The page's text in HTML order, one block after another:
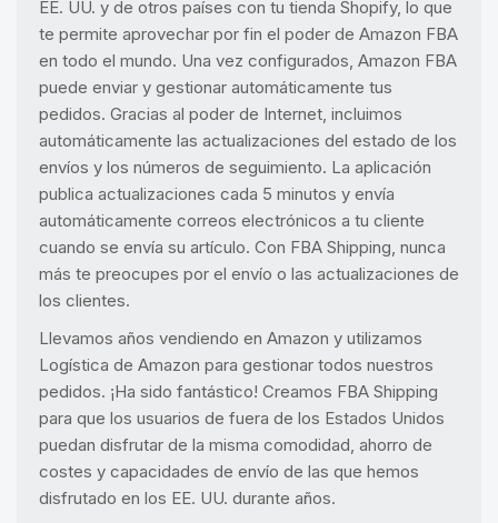
EE. UU. y de otros países con tu tienda Shopify, lo que
te permite aprovechar por fin el poder de Amazon FBA
en todo el mundo. Una vez configurados, Amazon FBA
puede enviar y gestionar automáticamente tus
pedidos. Gracias al poder de Internet, incluimos
automáticamente las actualizaciones del estado de los
envíos y los números de seguimiento. La aplicación
publica actualizaciones cada 5 minutos y envía
automáticamente correos electrónicos a tu cliente
cuando se envía su artículo. Con FBA Shipping, nunca
más te preocupes por el envío o las actualizaciones de
los clientes.
Llevamos años vendiendo en Amazon y utilizamos
Logística de Amazon para gestionar todos nuestros
pedidos. ¡Ha sido fantástico! Creamos FBA Shipping
para que los usuarios de fuera de los Estados Unidos
puedan disfrutar de la misma comodidad, ahorro de
costes y capacidades de envío de las que hemos
disfrutado en los EE. UU. durante años.